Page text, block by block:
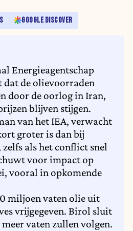
GOOGLE DISCOVER
Energieagentschap
dat de olievoorraden
door de oorlog in Iran,
blijven stijgen.
van het IEA, verwacht
groter is dan bij
als het conflict snel
voor impact op
vooral in opkomende
miljoen vaten olie uit
vrijgegeven. Birol sluit
vaten zullen volgen.